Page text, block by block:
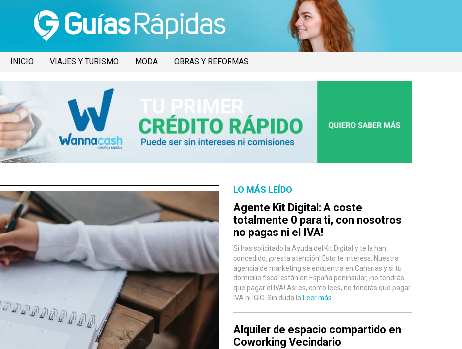
INICIO VIAJES Y TURISMO MODA OBRAS Y REFORMAS
LO MÁS LEÍDO
Agente Kit Digital: A coste
totalmente 0 para ti, con nosotros
no pagas ni el IVA!
Si has solicitado la Ayuda del Kit Digital y te la han
concedido, ¡presta atención! Esto te interesa. Nuestra
agencia de marketing se encuentra en Canarias y si tu
domicilio fiscal están en España peninsular, ¡no tendrás
que pagar el IVA! Así es, como lees, no tendrás que pagar
IVA ni IGIC. Sin duda la Leer más
Alquiler de espacio compartido en
Coworking Vecindario